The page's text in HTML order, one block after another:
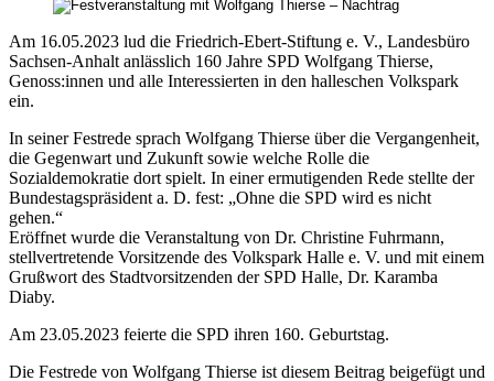
Am 16.05.2023 lud die Friedrich-Ebert-Stiftung e. V., Landesbüro
Sachsen-Anhalt anlässlich 160 Jahre SPD Wolfgang Thierse,
Genoss:innen und alle Interessierten in den halleschen Volkspark
ein.
In seiner Festrede sprach Wolfgang Thierse über die Vergangenheit,
die Gegenwart und Zukunft sowie welche Rolle die
Sozialdemokratie dort spielt. In einer ermutigenden Rede stellte der
Bundestagspräsident a. D. fest: „Ohne die SPD wird es nicht
gehen.“
Eröffnet wurde die Veranstaltung von Dr. Christine Fuhrmann,
stellvertretende Vorsitzende des Volkspark Halle e. V. und mit einem
Grußwort des Stadtvorsitzenden der SPD Halle, Dr. Karamba
Diaby.
Am 23.05.2023 feierte die SPD ihren 160. Geburtstag.
Die Festrede von Wolfgang Thierse ist diesem Beitrag beigefügt und